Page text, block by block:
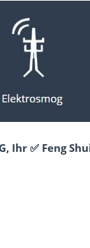
Ihr ✅ Feng